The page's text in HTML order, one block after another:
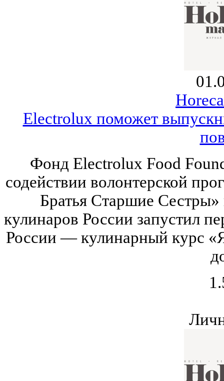
Electrolux поможет
Фонд Electrolux Food
содействии волонтерской
Братья Старшие
кулинаров России запустил
России — кулинарный курс